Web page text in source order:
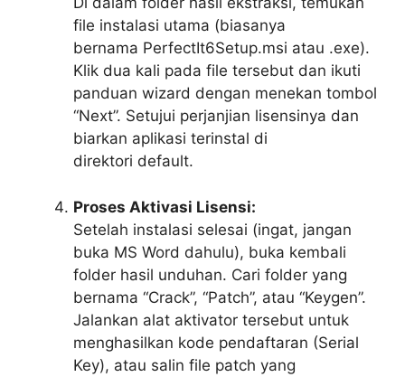
file instalasi utama (biasanya
bernama PerfectIt6Setup.msi atau .exe).
Klik dua kali pada file tersebut dan ikuti
panduan wizard dengan menekan tombol
“Next”. Setujui perjanjian lisensinya dan
biarkan aplikasi terinstal di
direktori default.
Proses Aktivasi Lisensi:
Setelah instalasi selesai (ingat, jangan
buka MS Word dahulu), buka kembali
folder hasil unduhan. Cari folder yang
bernama “Crack”, “Patch”, atau “Keygen”.
Jalankan alat aktivator tersebut untuk
menghasilkan kode pendaftaran (Serial
Key), atau salin file patch yang